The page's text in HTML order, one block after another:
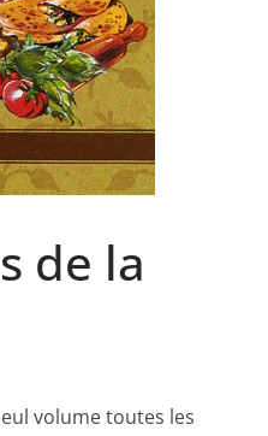
de la
volume toutes les